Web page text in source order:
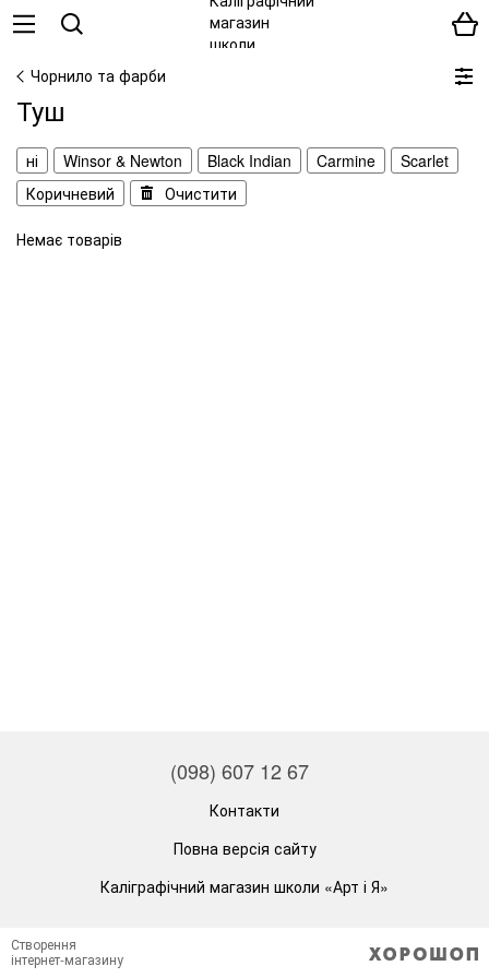
Чорнило та фарби
Туш
ні Winsor & Newton Black Indian Carmine
Scarlet
Коричневий
Очистити
Немає товарів
(098) 607 12 67
Контакти
Повна версія сайту
Каліграфічний магазин школи «Арт і Я»
Створення
інтернет-магазину